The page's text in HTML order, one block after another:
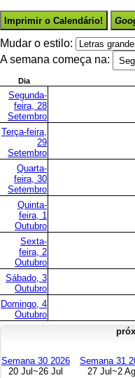
Imprimir o Calendário!
Mudar o estilo:
A semana começa na:
Dia
Segunda-
feira, 28
Setembro
Terça-feira,
29
Setembro
Quarta-
feira, 30
Setembro
Quinta-
feira, 1
Outubro
Sexta-
feira, 2
Outubro
Sábado, 3
Outubro
Domingo, 4
Outubro
Semana 30 2026
20 Jul~26 Jul
Semana 31
27 Jul~2